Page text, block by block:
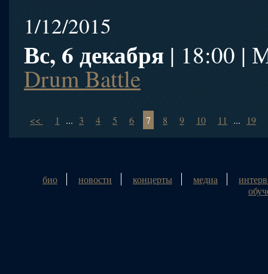
1/12/2015
Вс, 6 декабря | 18:00 |
Drum Battle
<< 1 ... 3 4 5 6 7 8 9 10 11 ... 19
био новости концерты медиа